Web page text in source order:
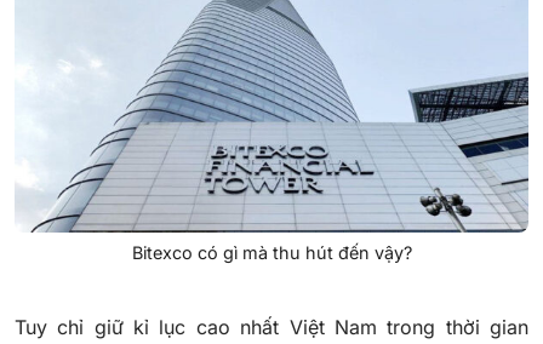
Bitexco có gì mà thu hút đến vậy?
Tuy chỉ giữ kỉ lục cao nhất Việt Nam trong thời gian